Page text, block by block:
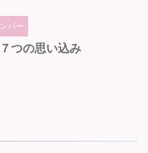
バー
つの思い込み